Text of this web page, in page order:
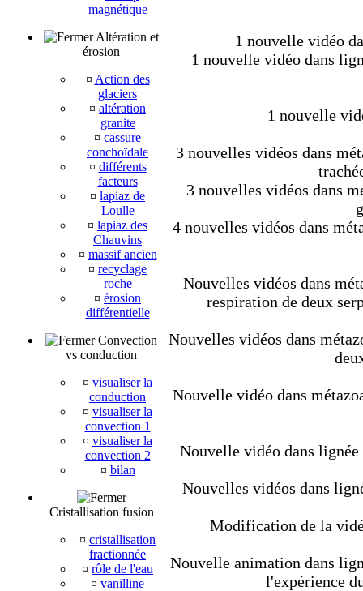
magnétique
Altération et
érosion
¤ Action des
glaciers
¤ altération
granite
¤ cassure
conchoïdale
¤ différents
facteurs
¤ lapiaz de
Loulle
¤ lapiaz des
Chauvins
¤ massif ancien
¤ recyclage
roche
¤ érosion
différentielle
Convection
vs conduction
¤ visualiser la
conduction
¤ visualiser la
convection 1
¤ visualiser la
convection 2
¤ bilan
Cristallisation fusion
¤ cristallisation
fractionnée
¤ rôle de l'eau
¤ vanilline
1 nouvelle vidéo
1 nouvelle vidéo dans
1 nouvelle
3 nouvelles vidéos dans
3 nouvelles vidéos dans
4 nouvelles vidéos dans
Nouvelles vidéos dans
respiration de deux
Nouvelles vidéos dans
Nouvelle vidéo dans
Nouvelle vidéo dans
Nouvelles vidéos dans
Modification de la
Nouvelle animation dans
l'expérience